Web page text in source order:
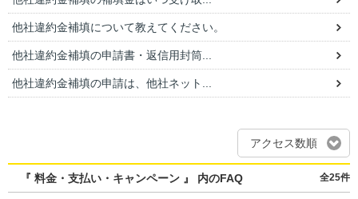
他社違約金補填について教えてください。
他社違約金補填の申請書・返信用封筒...
他社違約金補填の申請は、他社ネット...
アクセス数順
『 料金・支払い・キャンペーン 』 内のFAQ 全25件